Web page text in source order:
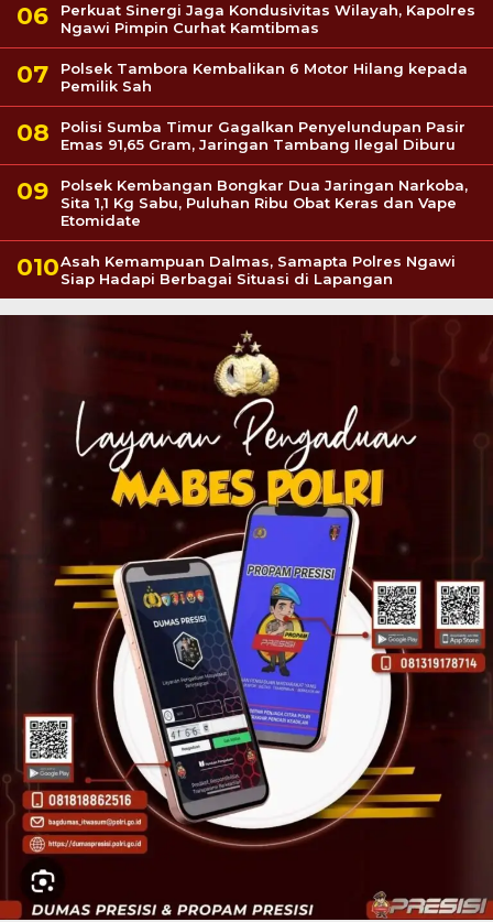
Perkuat Sinergi Jaga Kondusivitas Wilayah, Kapolres
Ngawi Pimpin Curhat Kamtibmas
Polsek Tambora Kembalikan 6 Motor Hilang kepada
Pemilik Sah
Polisi Sumba Timur Gagalkan Penyelundupan Pasir
Emas 91,65 Gram, Jaringan Tambang Ilegal Diburu
Polsek Kembangan Bongkar Dua Jaringan Narkoba,
Sita 1,1 Kg Sabu, Puluhan Ribu Obat Keras dan Vape
Etomidate
Asah Kemampuan Dalmas, Samapta Polres Ngawi
Siap Hadapi Berbagai Situasi di Lapangan